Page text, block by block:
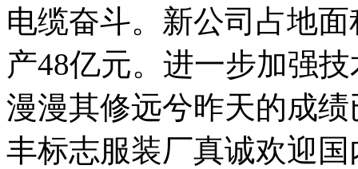
电缆奋斗。新公司占地
产48亿元。进一步加强
漫漫其修远兮昨天的成
丰标志服装厂真诚欢迎